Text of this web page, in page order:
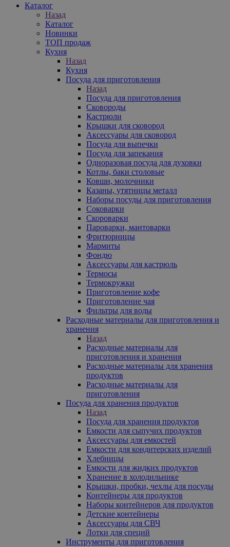
Каталог
Назад
Каталог
Новинки
ТОП продаж
Кухня
Назад
Кухня
Посуда для приготовления
Назад
Посуда для приготовления
Сковороды
Кастрюли
Крышки для сковород
Аксессуары для сковород
Посуда для выпечки
Посуда для запекания
Одноразовая посуда для духовки
Котлы, баки столовые
Ковши, молочники
Казаны, утятницы металл
Наборы посуды для приготовления
Соковарки
Скороварки
Пароварки, мантоварки
Фритюрницы
Мармиты
Фондю
Аксессуары для кастрюль
Термосы
Термокружки
Приготовление кофе
Приготовление чая
Фильтры для воды
Расходные материалы для приготовления и
хранения
Назад
Расходные материалы для
приготовления и хранения
Расходные материалы для хранения
продуктов
Расходные материалы для
приготовления
Посуда для хранения продуктов
Назад
Посуда для хранения продуктов
Емкости для сыпучих продуктов
Аксессуары для емкостей
Емкости для кондитерских изделий
Хлебницы
Емкости для жидких продуктов
Хранение в холодильнике
Крышки, пробки, чехлы для посуды
Контейнеры для продуктов
Наборы контейнеров для продуктов
Детские контейнеры
Аксессуары для СВЧ
Лотки для специй
Инструменты для приготовления